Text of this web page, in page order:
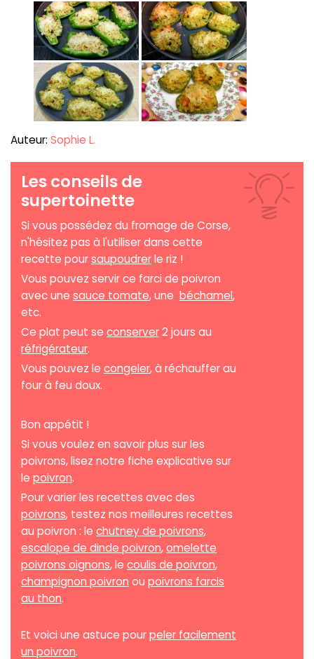
Auteur: Sophie L.
Les conseils de
supertoinette
Si vous possédez du fromage de Corse,
n'hésitez pas à l'utiliser dans cette
recette poursaupoudrerle riz !
Vous pouvez servir ce farci de poivron
avec une sauce tomate, une béchamel,
etc.
Ce plat peut se conserver2 jours au
réfrigérateur.
Vous pouvez le congeler, à réchauffer au
four à feu doux.
Bon appétit !
Si vous voulez en savoir plus sur les
poivrons, lisez notre fiche explicative sur
le poivron.
Pour varier les recettes avec des
poivrons, testez nos meilleures recettes
au poivron : le chutney de poivrons,
escalope de dinde poivron,omelette
poivrons oignons, le coulis de poivron,
champignon poivron ou poivrons farcis
au thon.
Et voici une astuce pourpeler facilement
un poivron.